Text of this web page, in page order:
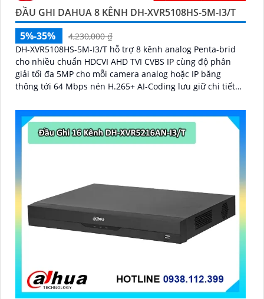
ĐẦU GHI DAHUA 8 KÊNH DH-XVR5108HS-5M-I3/T
5%-35%
4,230,000 ₫
DH-XVR5108HS-5M-I3/T hỗ trợ 8 kênh analog Penta-brid
cho nhiều chuẩn HDCVI AHD TVI CVBS IP cùng độ phân
giải tối đa 5MP cho mỗi camera analog hoặc IP băng
thông tới 64 Mbps nén H.265+ AI-Coding lưu giữ chi tiết